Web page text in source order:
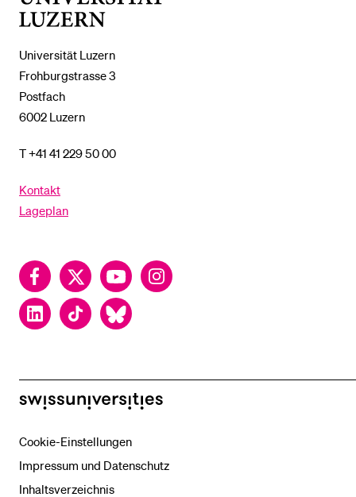
Universität Luzern
Frohburgstrasse 3
Postfach
6002 Luzern
T +41 41 229 50 00
Kontakt
Lageplan
FacebookTwitter YouTubeInstagram
LinkedInTikTok Bluesky
swissuniversities
Cookie-Einstellungen
Impressum und Datenschutz
Inhaltsverzeichnis